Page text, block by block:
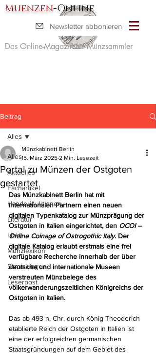
Muenzen-Online
Das Online-Magazin für Münzsammler
Newsletter abbonieren
Beitrag
Alles
Aktuelles
Fachartikel
Handel/Auktionen
Literatur
Links
Münzlexikon
Sammlungen
Leserpost
Alles
Portal zu Münzen der Ostgoten
gestartet
Münzkabinett Berlin
15. März 2025 2 Min. Lesezeit
Das Münzkabinett Berlin hat mit
internationalen Partnern einen neuen
digitalen Typenkatalog zur Münzprägung der
Ostgoten in Italien eingerichtet, den OCOI –
Online Coinage of Ostrogothic Italy. Der
digitale Katalog erlaubt erstmals eine frei
verfügbare Recherche innerhalb der über
deutsche und internationale Museen
verstreuten Münzbelege des
völkerwanderungszeitlichen Königreichs der
Ostgoten in Italien.
Das ab 493 n. Chr. durch König Theoderich
etablierte Reich der Ostgoten in Italien ist
eine der erfolgreichen germanischen
Staatsgründungen auf dem Gebiet des